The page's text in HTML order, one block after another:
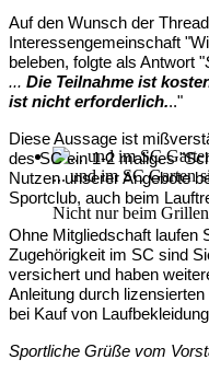
... und im SC Garten
Nicht nur beim
Auf den Wunsch der
Interessengemeinschaft
beleben, folgte als Antwort "
... Die Teilnahme ist
ist nicht erforderlich..."
Diese Aussage ist
des SCein 1-2 maliges
Nutzen unserer Angebote
Sportclub, auch beim
Ohne Mitgliedschaft laufen
Zugehörigkeit im SC sind
versichert und haben
Anleitung durch
bei Kauf von
Sportliche Grüße vom